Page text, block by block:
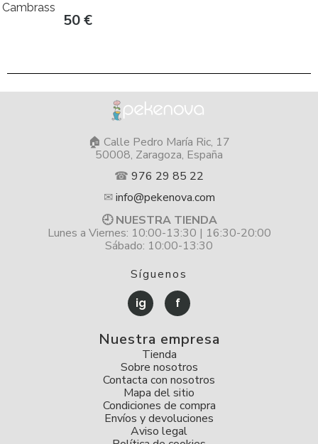
Cambrass
50€
🏠 Calle Pedro María Ric, 17
50008, Zaragoza, España
☎ 976 29 85 22
✉info@pekenova.com
🕘 NUESTRA TIENDA
Lunes a Viernes: 10:00-13:30 | 16:30-20:00
Sábado: 10:00-13:30
Síguenos
ig f
Nuestra empresa
Tienda
Sobre nosotros
Contacta con nosotros
Mapa del sitio
Condiciones de compra
Envíos y devoluciones
Aviso legal